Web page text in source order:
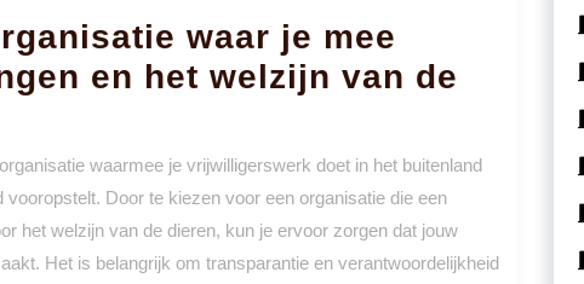
waar je mee
en het welzijn van de
waarmee je vrijwilligerswerk doet in het buitenland
Door te kiezen voor een organisatie die een
het welzijn van de dieren, kun je ervoor zorgen dat jouw
Het is belangrijk om transparantie en verantwoordelijkheid